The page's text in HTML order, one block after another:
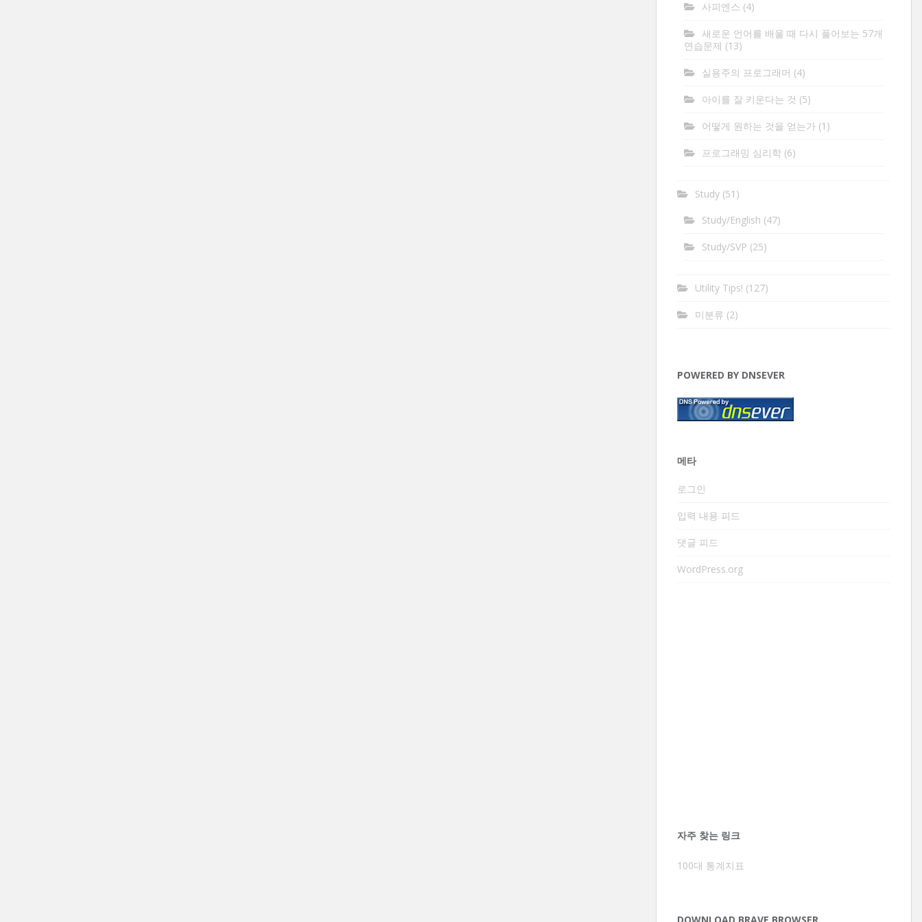
사피엔스 (4)
새로운 언어를 배울 때 다시 풀어보는 57개
연습문제 (13)
실용주의 프로그래머 (4)
아이를 잘 키운다는 것 (5)
어떻게 원하는 것을 얻는가(1)
프로그래밍 심리학(6)
Study(51)
Study/English (47)
Study/SVP (25)
Utility Tips! (127)
미분류 (2)
POWERED BY DNSEVER
메타
로그인
입력 내용 피드
댓글 피드
WordPress.org
자주 찾는 링크
100대 통계지표